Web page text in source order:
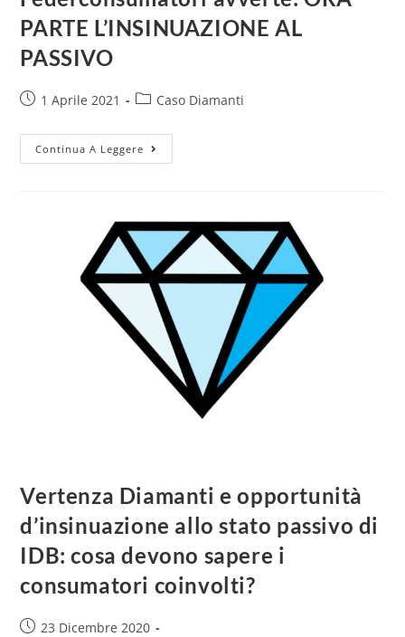
PARTE L’INSINUAZIONE AL
PASSIVO
1 Aprile 2021 Caso Diamanti
Continua A Leggere
Vertenza Diamanti e opportunità
d’insinuazione allo stato passivo di
IDB: cosa devono sapere i
consumatori coinvolti?
23 Dicembre 2020